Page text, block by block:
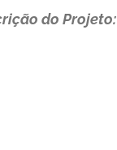
do Projeto: